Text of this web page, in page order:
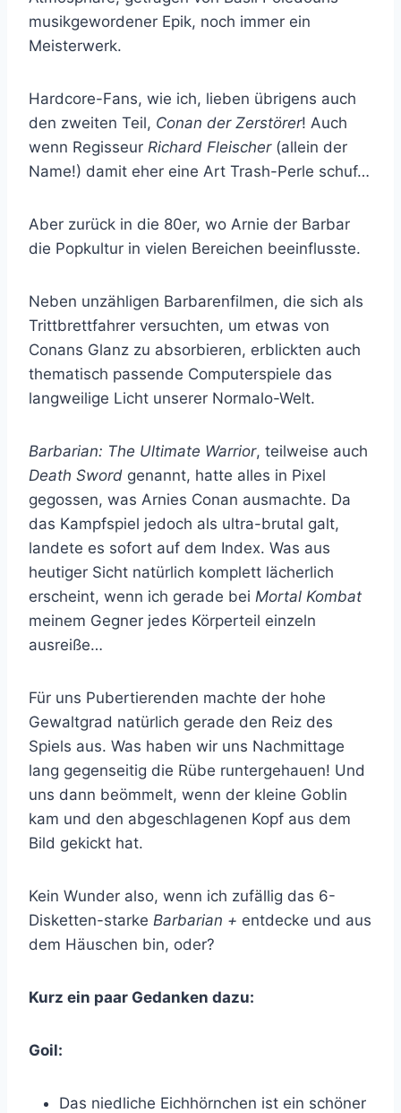
musikgewordener Epik, noch immer ein
Meisterwerk.
Hardcore-Fans, wie ich, lieben übrigens auch
den zweiten Teil, Conan der Zerstörer! Auch
wenn Regisseur Richard Fleischer (allein der
Name!) damit eher eine Art Trash-Perle schuf…
Aber zurück in die 80er, wo Arnie der Barbar
die Popkultur in vielen Bereichen beeinflusste.
Neben unzähligen Barbarenfilmen, die sich als
Trittbrettfahrer versuchten, um etwas von
Conans Glanz zu absorbieren, erblickten auch
thematisch passende Computerspiele das
langweilige Licht unserer Normalo-Welt.
Barbarian: The Ultimate Warrior, teilweise auch
Death Sword genannt, hatte alles in Pixel
gegossen, was Arnies Conan ausmachte. Da
das Kampfspiel jedoch als ultra-brutal galt,
landete es sofort auf dem Index. Was aus
heutiger Sicht natürlich komplett lächerlich
erscheint, wenn ich gerade bei Mortal Kombat
meinem Gegner jedes Körperteil einzeln
ausreiße…
Für uns Pubertierenden machte der hohe
Gewaltgrad natürlich gerade den Reiz des
Spiels aus. Was haben wir uns Nachmittage
lang gegenseitig die Rübe runtergehauen! Und
uns dann beömmelt, wenn der kleine Goblin
kam und den abgeschlagenen Kopf aus dem
Bild gekickt hat.
Kein Wunder also, wenn ich zufällig das 6-
Disketten-starke Barbarian + entdecke und aus
dem Häuschen bin, oder?
Kurz ein paar Gedanken dazu:
Goil:
Das niedliche Eichhörnchen ist ein schöner